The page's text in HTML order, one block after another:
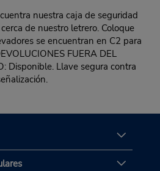
nuestra caja de seguridad
de nuestro letrero. Coloque
se encuentran en C2 para
FUERA DEL
Disponible. Llave segura contra